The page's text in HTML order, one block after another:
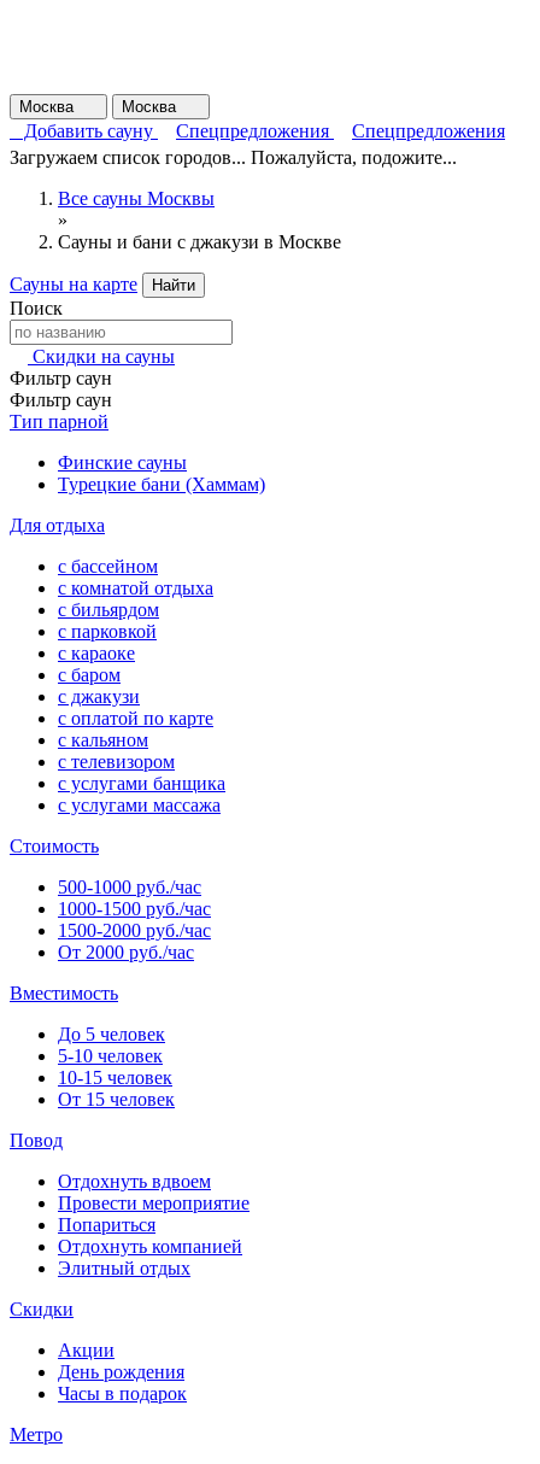
Москва Москва
Добавить сауну Спецпредложения
Спецпредложения
Загружаем список городов... Пожалуйста, подожите...
Все сауны Москвы
»
Сауны и бани с джакузи в Москве
Сауны на карте Найти
Поиск
Скидки на сауны
Фильтр саун
Фильтр саун
Тип парной
Финские сауны
Турецкие бани (Хаммам)
Для отдыха
с бассейном
с комнатой отдыха
с бильярдом
с парковкой
с караоке
с баром
с джакузи
с оплатой по карте
с кальяном
с телевизором
с услугами банщика
с услугами массажа
Стоимость
500-1000 руб./час
1000-1500 руб./час
1500-2000 руб./час
От 2000 руб./час
Вместимость
До 5 человек
5-10 человек
10-15 человек
От 15 человек
Повод
Отдохнуть вдвоем
Провести мероприятие
Попариться
Отдохнуть компанией
Элитный отдых
Скидки
Акции
День рождения
Часы в подарок
Метро